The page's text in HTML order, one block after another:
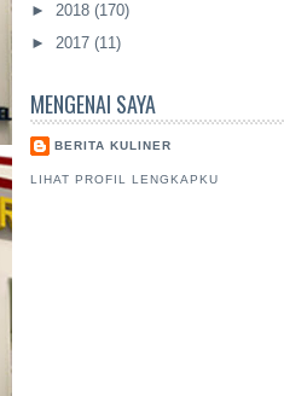
► 2018 (170)
► 2017 (11)
MENGENAI SAYA
BERITA KULINER
LIHAT PROFIL LENGKAPKU